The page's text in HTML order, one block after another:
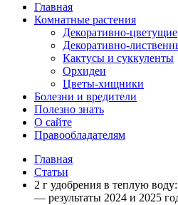
Главная
Комнатные растения
Декоративно-цветущие
Декоративно-
Кактусы и суккуленты
Орхидеи
Цветы-хищники
Болезни и вредители
Полезно знать
О сайте
Правообладателям
Главная
Статьи
2 г удобрения в теплую
— результаты 2024 и 2025